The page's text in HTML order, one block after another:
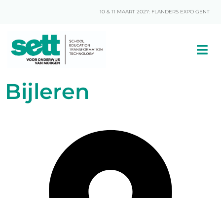
10 & 11 MAART 2027: FLANDERS EXPO GENT
Bijleren